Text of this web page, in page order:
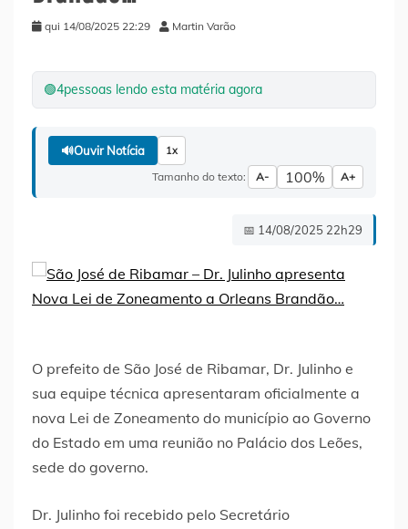
qui 14/08/2025 22:29 Martin Varão
🟢4pessoas lendo esta matéria agora
🔊Ouvir Notícia 1x
Tamanho do texto: A- 100% A+
📅 14/08/2025 22h29
O prefeito de São José de Ribamar, Dr. Julinho e
sua equipe técnica apresentaram oficialmente a
nova Lei de Zoneamento do município ao Governo
do Estado em uma reunião no Palácio dos Leões,
sede do governo.
Dr. Julinho foi recebido pelo Secretário